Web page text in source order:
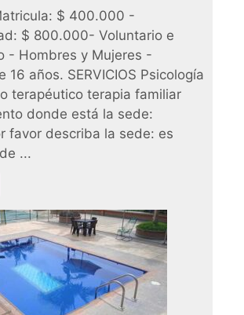
$ 400.000 -
$ 800.000- Voluntario e
- Hombres y Mujeres -
16 años. SERVICIOS Psicología
terapéutico terapia familiar
donde está la sede:
favor describa la sede: es
...